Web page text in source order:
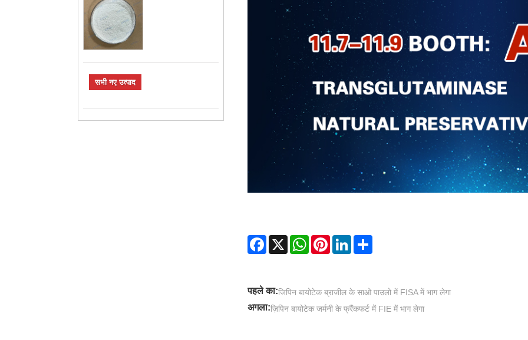
सभी नए उत्पाद
Facebook
X WhatsAppPinterestLinkedInShare
पहले का:जिपिन बायोटेक ब्राजील के साओ पाउलो में FISA में भाग लेगा
अगला:ज़िपिन बायोटेक जर्मनी के फ्रैंकफर्ट में FIE में भाग लेगा